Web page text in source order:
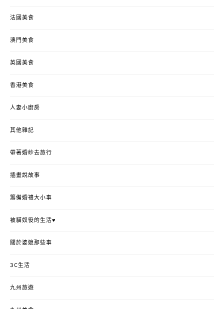
法國美食
澳門美食
英國美食
香港美食
人妻小廚房
其他雜記
帶著婚紗去旅行
插畫說故事
籌備婚禮大小事
被貓奴役的生活♥
關於婆媳那些事
3C生活
九州旅遊